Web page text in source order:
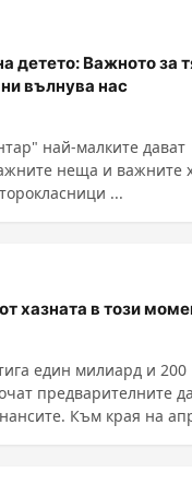
детето: Важното за
вълнува нас
най-малките дават
неща и важните
...
хазната в този
един милиард и 200
предварителните
на април,